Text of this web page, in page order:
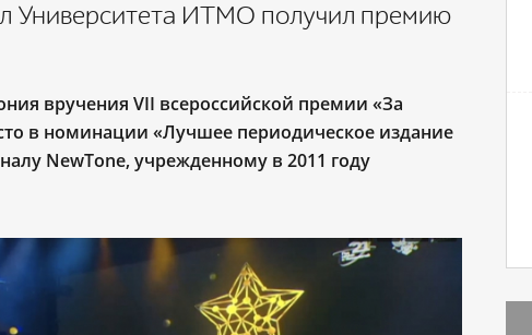
Университета ИТМО получил премию
вручения VII всероссийской премии «За
в номинации «Лучшее периодическое издание
NewTone, учрежденному в 2011 году